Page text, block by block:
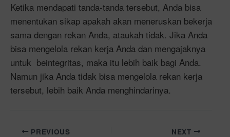
Ketika mendapati tanda-tanda tersebut, Anda bisa
menentukan sikap apakah akan meneruskan bekerja
sama dengan rekan Anda, ataukah tidak. Jika Anda
bisa mengelola rekan kerja Anda dan mengajaknya
untuk beintegritas, maka itu lebih baik bagi Anda.
Namun jika Anda tidak bisa mengelola rekan kerja
tersebut, lebih baik Anda menghindarinya.
PREVIOUS NEXT